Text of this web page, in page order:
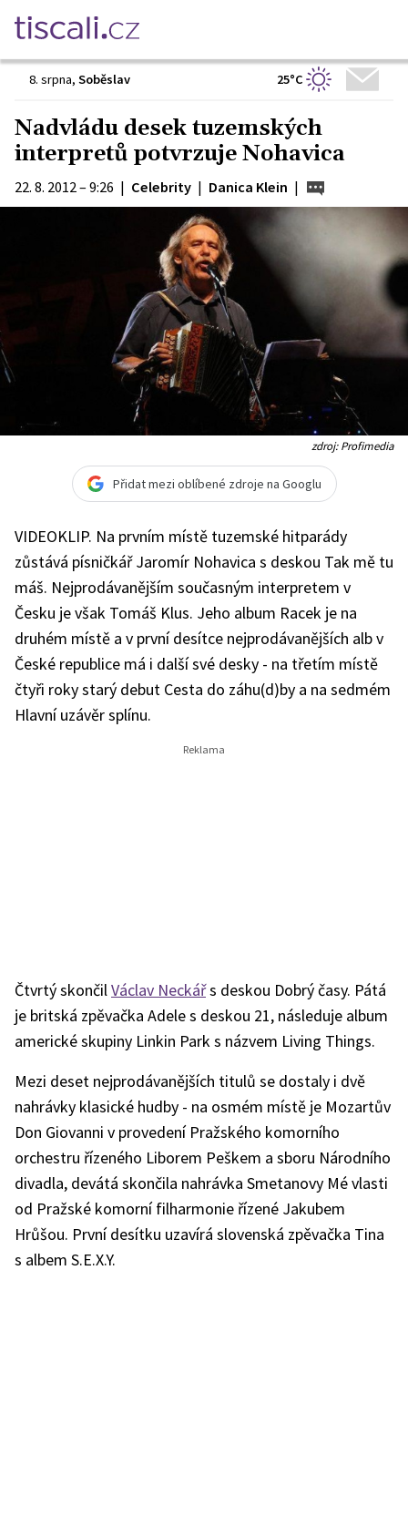
8. srpna, Soběslav 25°C
Nadvládu desek tuzemských
interpretů potvrzuje Nohavica
22. 8. 2012 – 9:26 | Celebrity | Danica Klein |
zdroj: Profimedia
Přidat mezi oblíbené zdroje na Googlu
VIDEOKLIP. Na prvním místě tuzemské hitparády
zůstává písničkář Jaromír Nohavica s deskou Tak mě tu
máš. Nejprodávanějším současným interpretem v
Česku je však Tomáš Klus. Jeho album Racek je na
druhém místě a v první desítce nejprodávanějších alb v
České republice má i další své desky - na třetím místě
čtyři roky starý debut Cesta do záhu(d)by a na sedmém
Hlavní uzávěr splínu.
Čtvrtý skončilVáclav Neckářs deskou Dobrý časy. Pátá
je britská zpěvačka Adele s deskou 21, následuje album
americké skupiny Linkin Park s názvem Living Things.
Mezi deset nejprodávanějších titulů se dostaly i dvě
nahrávky klasické hudby - na osmém místě je Mozartův
Don Giovanni v provedení Pražského komorního
orchestru řízeného Liborem Peškem a sboru Národního
divadla, devátá skončila nahrávka Smetanovy Mé vlasti
od Pražské komorní filharmonie řízené Jakubem
Hrůšou. První desítku uzavírá slovenská zpěvačka Tina
s albem S.E.X.Y.